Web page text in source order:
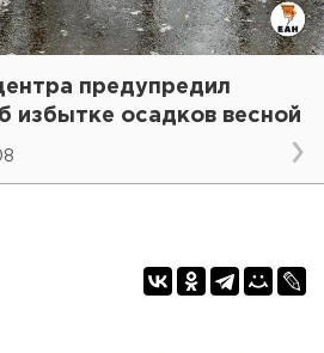
предупредил
избытке осадков весной